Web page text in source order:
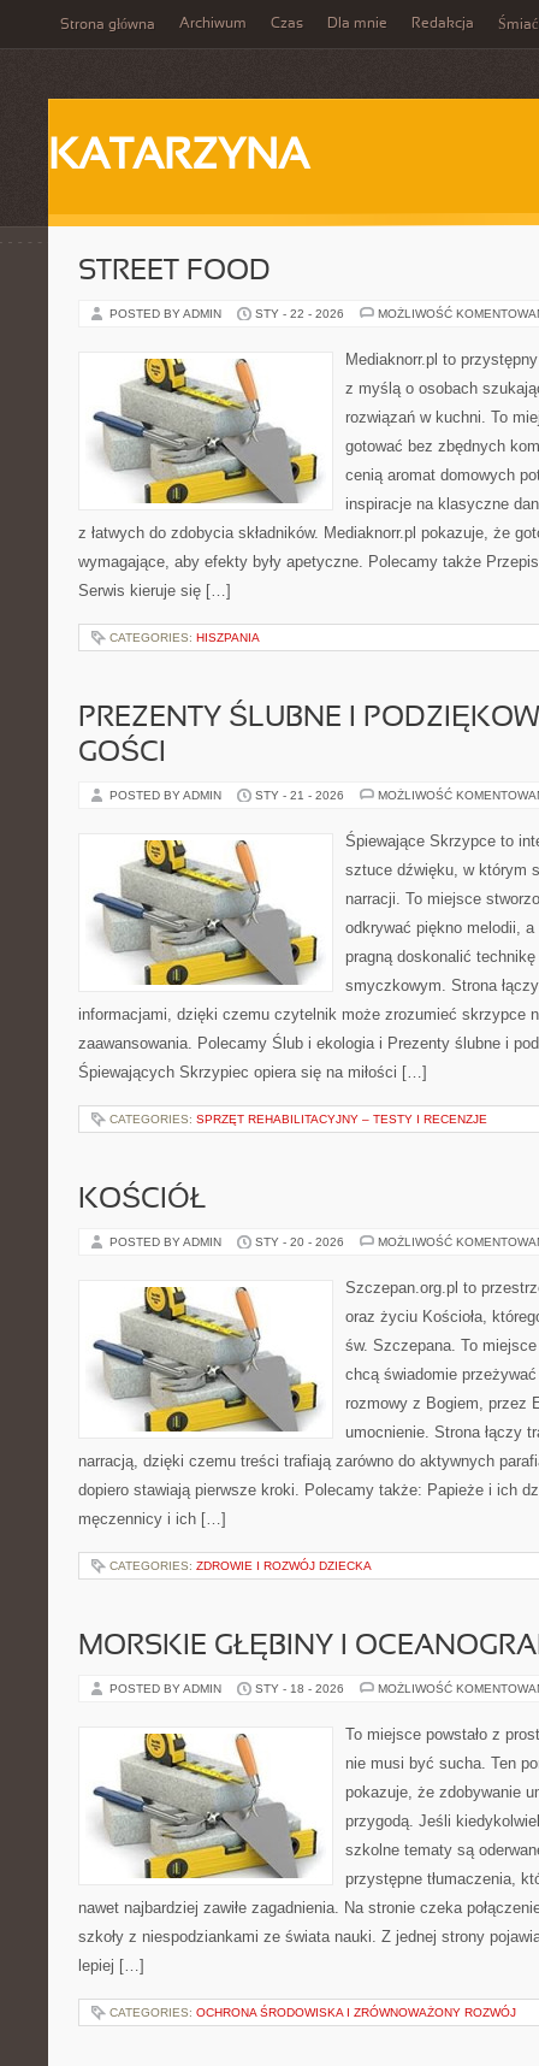
Strona główna Archiwum Czas Dla mnie Redakcja Śmiać
KATARZYNA
STREET FOOD
POSTED BY ADMIN STY - 22 - 2026 MOŻLIWOŚĆ
Mediaknorr.pl to
z myślą o osobach
rozwiązań w kuchni. To
gotować bez zbędnych
cenią aromat domowych
inspiracje na klasyczne
z łatwych do zdobycia składników. Mediaknorr.pl pokazuje, że
wymagające, aby efekty były apetyczne. Polecamy także
Serwis kieruje się […]
CATEGORIES: HISZPANIA
PREZENTY ŚLUBNE I
GOŚCI
POSTED BY ADMIN STY - 21 - 2026 MOŻLIWOŚĆ
Śpiewające Skrzypce to
sztuce dźwięku, w którym
narracji. To miejsce
odkrywać piękno melodii,
pragną doskonalić
smyczkowym. Strona
informacjami, dzięki czemu czytelnik może zrozumieć skrzypce
zaawansowania. Polecamy Ślub i ekologia i Prezenty ślubne i
Śpiewających Skrzypiec opiera się na miłości […]
CATEGORIES: SPRZĘT REHABILITACYJNY – TESTY I RECENZJE
KOŚCIÓŁ
POSTED BY ADMIN STY - 20 - 2026 MOŻLIWOŚĆ
Szczepan.org.pl to
oraz życiu Kościoła,
św. Szczepana. To
chcą świadomie
rozmowy z Bogiem, przez
umocnienie. Strona łączy
narracją, dzięki czemu treści trafiają zarówno do aktywnych
dopiero stawiają pierwsze kroki. Polecamy także: Papieże i ich
męczennicy i ich […]
CATEGORIES: ZDROWIE I ROZWÓJ DZIECKA
MORSKIE GŁĘBINY I
POSTED BY ADMIN STY - 18 - 2026 MOŻLIWOŚĆ
To miejsce powstało z
nie musi być sucha. Ten
pokazuje, że zdobywanie
przygodą. Jeśli
szkolne tematy są
przystępne tłumaczenia,
nawet najbardziej zawiłe zagadnienia. Na stronie czeka
szkoły z niespodziankami ze świata nauki. Z jednej strony
lepiej […]
CATEGORIES: OCHRONA ŚRODOWISKA I ZRÓWNOWAŻONY ROZWÓJ